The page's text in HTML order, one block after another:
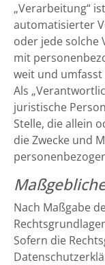
„Verarbeitung“
automatisierter
oder jede solche
mit
weit und
Als
juristische
Stelle, die allein
die Zwecke und
Nach Maßgabe
Sofern die